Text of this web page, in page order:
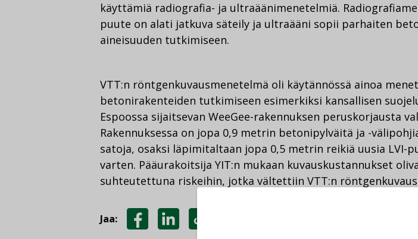
käyttämiä radiografia- ja ultraäänimenetelmiä.
puute on alati jatkuva säteily ja ultraääni sopii parhaiten
aineisuuden tutkimiseen.
VTT:n röntgenkuvausmenetelmä oli käytännössä ainoa
betonirakenteiden tutkimiseen esimerkiksi kansallisen
Espoossa sijaitsevan WeeGee-rakennuksen peruskorjausta
Rakennuksessa on jopa 0,9 metrin betonipylväitä ja -
satoja, osaksi läpimitaltaan jopa 0,5 metrin reikiä uusia LVI-
varten. Pääurakoitsija YIT:n mukaan kuvauskustannukset
suhteutettuna riskeihin, jotka vältettiin VTT:n
Jaa: